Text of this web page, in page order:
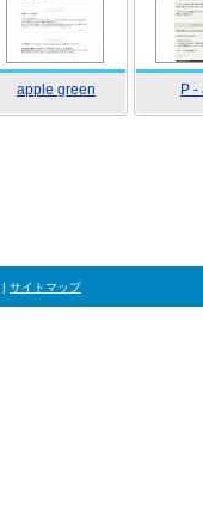
apple green P -
| サイトマップ